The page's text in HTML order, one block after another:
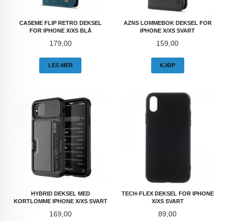
CASEME FLIP RETRO DEKSEL
FOR IPHONE X/XS BLÅ
Pris
179,00
LES MER
AZNS LOMMEBOK DEKSEL FOR
IPHONE X/XS SVART
Pris
159,00
KJØP
HYBRID DEKSEL MED
KORTLOMME IPHONE X/XS SVART
Pris
169,00
TECH-FLEX DEKSEL FOR IPHONE
X/XS SVART
Pris
89,00